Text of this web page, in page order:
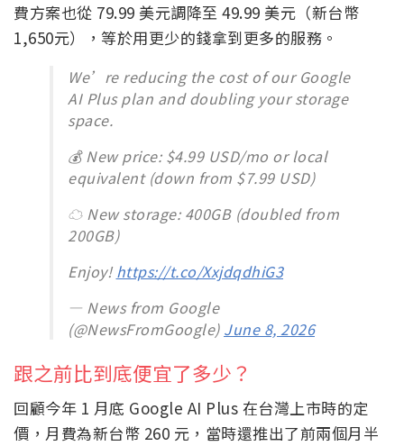
費方案也從 79.99 美元調降至 49.99 美元（新台幣
1,650元），等於用更少的錢拿到更多的服務。
We’re reducing the cost of our Google
AI Plus plan and doubling your storage
space.
💰 New price: $4.99 USD/mo or local
equivalent (down from $7.99 USD)
☁️ New storage: 400GB (doubled from
200GB)
Enjoy! https://t.co/XxjdqdhiG3
— News from Google
(@NewsFromGoogle) June 8, 2026
跟之前比到底便宜了多少？
回顧今年 1 月底 Google AI Plus 在台灣上市時的定
價，月費為新台幣 260 元，當時還推出了前兩個月半